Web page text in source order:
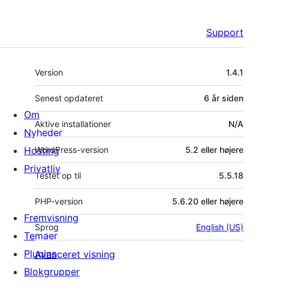
Support
Meta
Version 1.4.1
Senest opdateret 6 år siden
Aktive installationer N/A
WordPress-version 5.2 eller højere
Testet op til 5.5.18
PHP-version 5.6.20 eller højere
Sprog English (US)
Avanceret visning
Om
Nyheder
Hosting
Privatliv
Fremvisning
Temaer
Plugins
Blokgrupper